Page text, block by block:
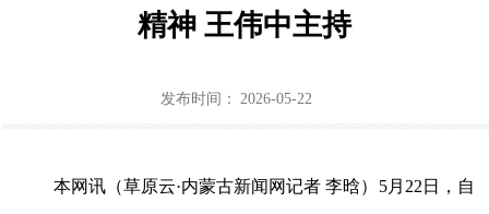
机关党建
行业协会商会党建
北疆先锋网
精神 王伟中主持
发布时间： 2026-05-22
本网讯（草原云·内蒙古新闻网记者 李晗）5月22日，自